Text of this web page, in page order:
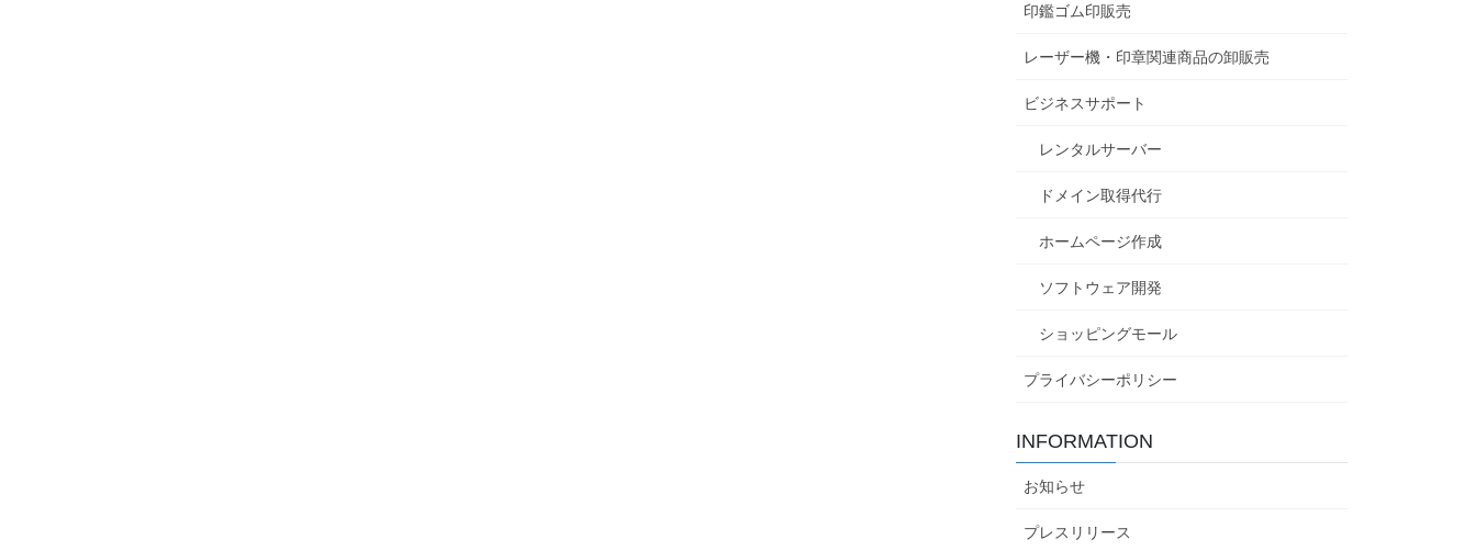
印鑑ゴム印販売
レーザー機・印章関連商品の卸販売
ビジネスサポート
レンタルサーバー
ドメイン取得代行
ホームページ作成
ソフトウェア開発
ショッピングモール
プライバシーポリシー
INFORMATION
お知らせ
プレスリリース